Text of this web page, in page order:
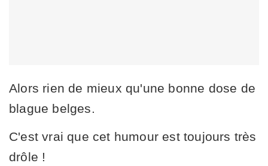
Alors rien de mieux qu'une bonne dose de
blague belges.
C'est vrai que cet humour est toujours très
drôle !